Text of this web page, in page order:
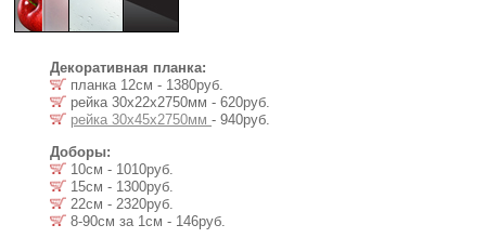
Декоративная планка:
планка 12см - 1380руб.
рейка 30х22x2750мм - 620руб.
рейка 30х45x2750мм - 940руб.
Доборы:
10см - 1010руб.
15см - 1300руб.
22см - 2320руб.
8-90см за 1см - 146руб.